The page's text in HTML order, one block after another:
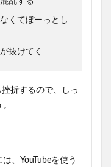
くてぼーっとし
抜けてく
折するので、しっ
、YouTubeを使う